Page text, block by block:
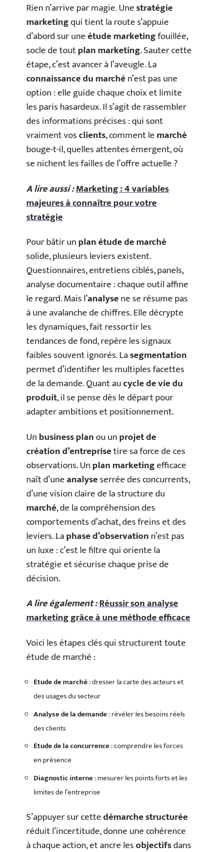
Rien n’arrive par magie. Unestratégie
marketingqui tient la route s’appuie
d’abord sur uneétude marketingfouillée,
socle de toutplan marketing. Sauter cette
étape, c’est avancer à l’aveugle. La
connaissance du marchén’est pas une
option : elle guide chaque choix et limite
les paris hasardeux. Il s’agit de rassembler
des informations précises : qui sont
vraiment vosclients, comment lemarché
bouge-t-il, quelles attentes émergent, où
se nichent les failles de l’offre actuelle ?
A lire aussi :Marketing : 4 variables
majeures à connaître pour votre
stratégie
Pour bâtir unplan étude de marché
solide, plusieurs leviers existent.
Questionnaires, entretiens ciblés, panels,
analyse documentaire : chaque outil affine
le regard. Mais l’analysene se résume pas
à une avalanche de chiffres. Elle décrypte
les dynamiques, fait ressortir les
tendances de fond, repère les signaux
faibles souvent ignorés. Lasegmentation
permet d’identifier les multiples facettes
de la demande. Quant aucycle de vie du
produit, il se pense dès le départ pour
adapter ambitions et positionnement.
Unbusiness planou unprojet de
création d’entreprisetire sa force de ces
observations. Unplan marketingefficace
naît d’uneanalyseserrée des concurrents,
d’une vision claire de la structure du
marché, de la compréhension des
comportements d’achat, des freins et des
leviers. Laphase d’observationn’est pas
un luxe : c’est le filtre qui oriente la
stratégie et sécurise chaque prise de
décision.
A lire également :Réussir son analyse
marketing grâce à une méthode efficace
Voici les étapes clés qui structurent toute
étude de marché :
Étude de marché: dresser la carte des acteurs et
des usages du secteur
Analyse de la demande: révéler les besoins réels
des clients
Étude de la concurrence: comprendre les forces
en présence
Diagnostic interne: mesurer les points forts et les
limites de l’entreprise
S’appuyer sur cettedémarche structurée
réduit l’incertitude, donne une cohérence
à chaque action, et ancre lesobjectifsdans